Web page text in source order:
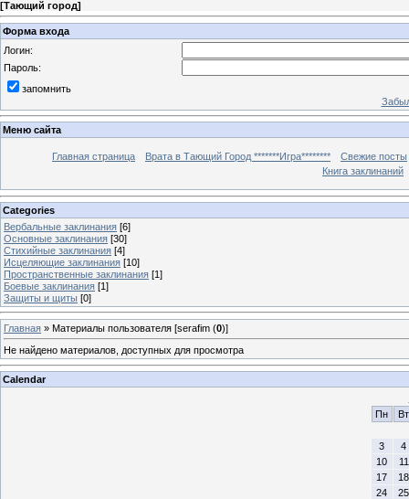
[Тающий город]
Форма входа
Логин:
Пароль:
запомнить
Меню сайта
Главная страница Врата в Тающий Город *******Игра********
Свежие посты
Книга заклинаний
Categories
Вербальные заклинания [6]
Основные заклинания [30]
Стихийные заклинания [4]
Исцеляющие заклинания [10]
Пространственные заклинания [1]
Боевые заклинания [1]
Защиты и щиты [0]
Главная » Материалы пользователя [serafim (0)]
Не найдено материалов, доступных для просмотра
Calendar
Пн
Вт
3
4
10
11
17
18
24
25